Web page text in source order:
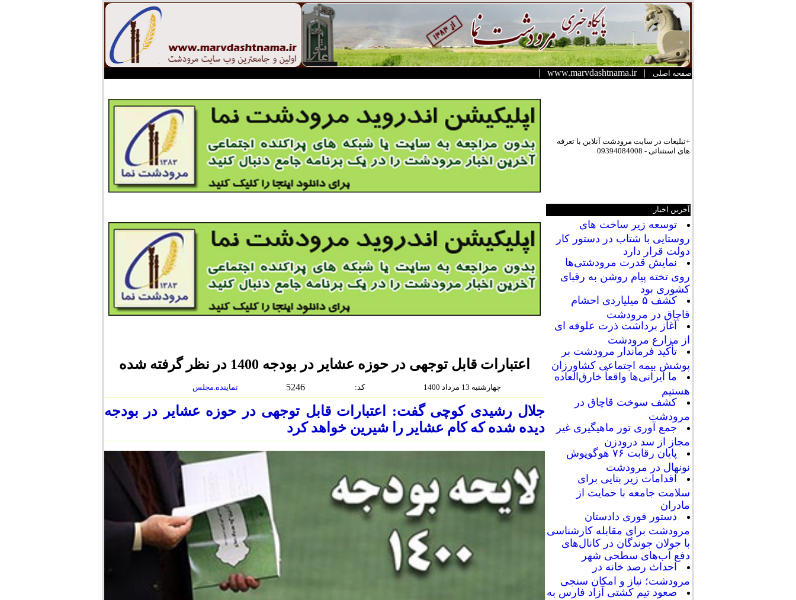
صفحه اصلی |
www.marvdashtnama.ir
|
+تبلیعات در سایت مرودشت آنلاین با تعرفه
های استثنائی - 09394084008
آخرین اخبار
توسعه زیر ساخت های
روستایی با شتاب در دستور کار
دولت قرار دارد
نمایش قدرت مرودشتی‌ها
روی تخته پیام روشن به رقبای
کشوری بود
کشف ۵ میلیاردی احشام
قاچاق در مرودشت
آغاز برداشت ذرت علوفه ای
از مزارع مرودشت
تأکید فرماندار مرودشت بر
پوشش بیمه اجتماعی کشاورزان
ما ایرانی‌ها واقعاً خارق‌العاده
هستیم
کشف سوخت قاچاق در
مرودشت
جمع آوری تور ماهیگیری غیر
مجاز از سد درودزن
پایان رقابت‌ ۷۶ هوگوپوش
نونهال در مرودشت
اقدامات زیر بنایی برای
سلامت جامعه با حمایت از
مادران
دستور فوری دادستان
مرودشت برای مقابله کارشناسی
با جولان جوندگان در کانال‌های
دفع آب‌های سطحی شهر
احداث رصد خانه در
مرودشت؛ نیاز و امکان سنجی
صعود تیم کشتی آزاد فارس به
اعتبارات قابل توجهی در حوزه عشایر در بودجه 1400 در نظر گرفته شده
5246 :كد چهارشنبه 13 مرداد 1400
جلال رشیدی کوچی گفت: اعتبارات قابل توجهی در حوزه عشایر در بودجه
دیده شده که کام عشایر را شیرین خواهد کرد